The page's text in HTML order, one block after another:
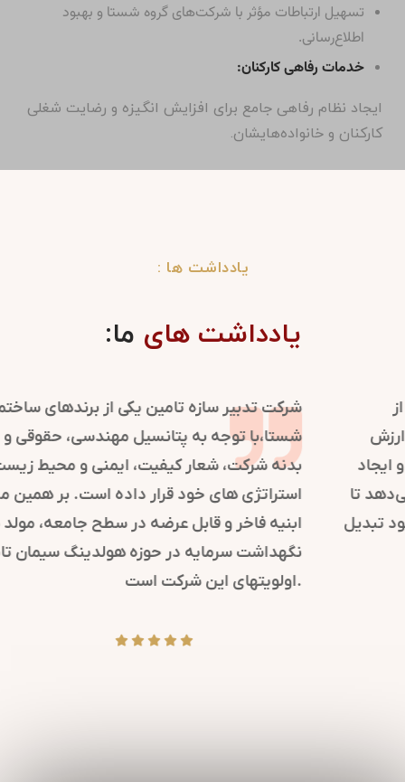
تسهیل ارتباطات مؤثر با شرکت‌های گروه شستا و بهبود
اطلاع‌رسانی.
خدمات رفاهی کارکنان:
ایجاد نظام رفاهی جامع برای افزایش انگیزه و رضایت شغلی
کارکنان و خانواده‌هایشان.
یادداشت ها :
یادداشت های ما:
مولدسازی املاک اشاره به بهینه‌سازی استفاده از
دارایی‌های ملکی دارد. فواید آن شامل افزایش ارزش
املاک، کاهش هزینه‌ها از طریق مدیریت بهتر، و ایجاد
جریان نقدینگی است. همچنین، این امکان را می‌دهد تا
دارایی‌های بلااستفاده به دارایی‌های کارآ و پرسود تبدیل